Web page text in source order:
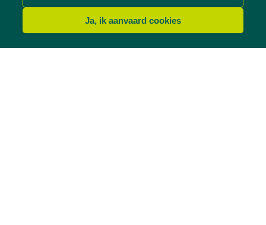
Ja, ik aanvaard cookies